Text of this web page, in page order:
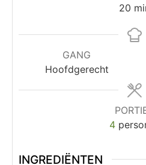
20
GANG
Hoofdgerecht
4
INGREDIËNTEN